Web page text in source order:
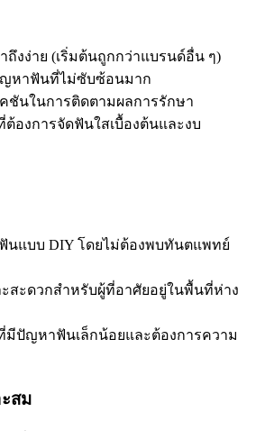
ถึงง่าย (เริ่มต้นถูกกว่าแบรนด์อื่น ๆ)
ญหาฟันที่ไม่ซับซ้อนมาก
ชันในการติดตามผลการรักษา
ต้องการจัดฟันใสเบื้องต้นและงบ
นแบบ DIY โดยไม่ต้องพบทันตแพทย์
สะดวกสำหรับผู้ที่อาศัยอยู่ในพื้นที่ห่าง
มีปัญหาฟันเล็กน้อยและต้องการความ
สม